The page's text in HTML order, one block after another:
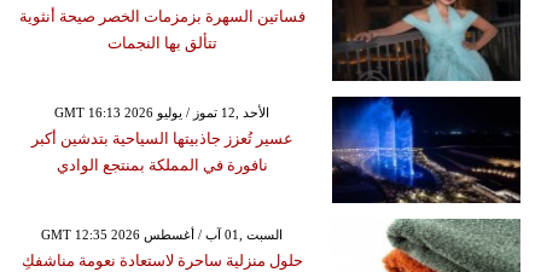
فساتين السهرة بزمزمات الخصر صيحة أنثوية
تتألق بها النجمات
GMT 16:13 2026 الأحد ,12 تموز / يوليو
عسير تُعزز جاذبيتها السياحية بتدشين أكبر
نافورة في المملكة بمنتجع الوادي
GMT 12:35 2026 السبت ,01 آب / أغسطس
حلول منزلية ساحرة لاستعادة نعومة مناشفكِ